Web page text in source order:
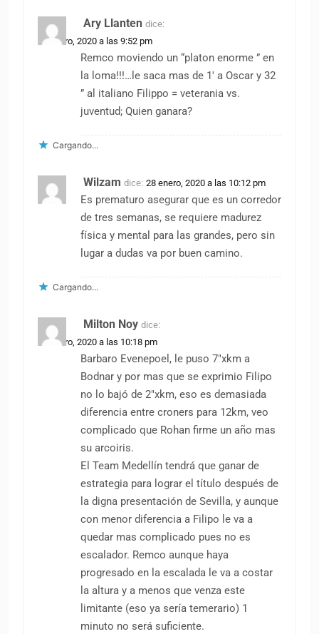
Ary Llanten dice:
28 enero, 2020 a las 9:52 pm
Remco moviendo un “platon enorme ” en
la loma!!!…le saca mas de 1′ a Oscar y 32
” al italiano Filippo = veterania vs.
juventud; Quien ganara?
Cargando...
Wilzam dice: 28 enero, 2020 a las 10:12 pm
Es prematuro asegurar que es un corredor
de tres semanas, se requiere madurez
física y mental para las grandes, pero sin
lugar a dudas va por buen camino.
Cargando...
Milton Noy dice:
28 enero, 2020 a las 10:18 pm
Barbaro Evenepoel, le puso 7″xkm a
Bodnar y por mas que se exprimio Filipo
no lo bajó de 2″xkm, eso es demasiada
diferencia entre croners para 12km, veo
complicado que Rohan firme un año mas
su arcoiris.
El Team Medellín tendrá que ganar de
estrategia para lograr el título después de
la digna presentación de Sevilla, y aunque
con menor diferencia a Filipo le va a
quedar mas complicado pues no es
escalador. Remco aunque haya
progresado en la escalada le va a costar
la altura y a menos que venza este
limitante (eso ya sería temerario) 1
minuto no será suficiente.